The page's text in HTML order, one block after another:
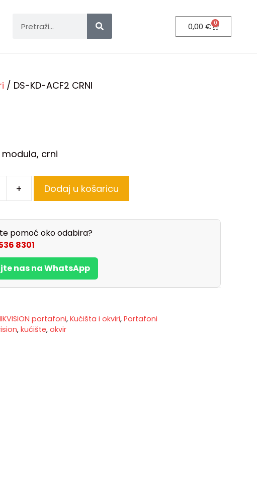
0,00€ 0
/ DS-KD-ACF2 CRNI
modula, crni
+ Dodaj u košaricu
pomoć oko odabira?
8301
nas na WhatsApp
portafoni, Kućišta i okviri, Portafoni
, kućište, okvir